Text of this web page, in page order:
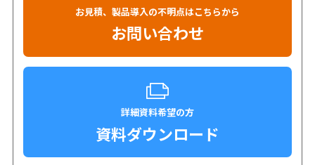
お見積、製品導入の不明点はこちらから
お問い合わせ
詳細資料希望の方
資料ダウンロード